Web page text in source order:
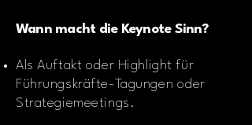
Wann macht die Keynote Sinn?
Als Auftakt oder Highlight für
Führungskräfte-Tagungen oder
Strategiemeetings.